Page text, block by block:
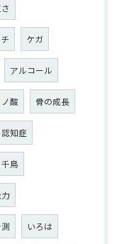
ケガ
アルコール
酸 骨の成長
認知症
鳥
いろは